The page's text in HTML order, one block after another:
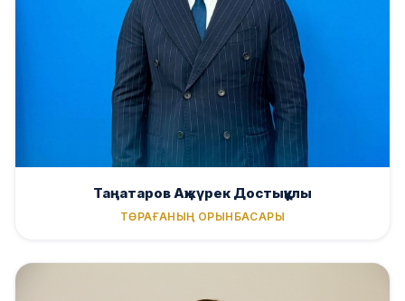
Таңатаров Ақжүрек Достықұлы
ТӨРАҒАНЫҢ ОРЫНБАСАРЫ